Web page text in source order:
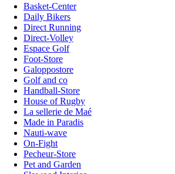
Basket-Center
Daily Bikers
Direct Running
Direct-Volley
Espace Golf
Foot-Store
Galoppostore
Golf and co
Handball-Store
House of Rugby
La sellerie de Maé
Made in Paradis
Nauti-wave
On-Fight
Pecheur-Store
Pet and Garden